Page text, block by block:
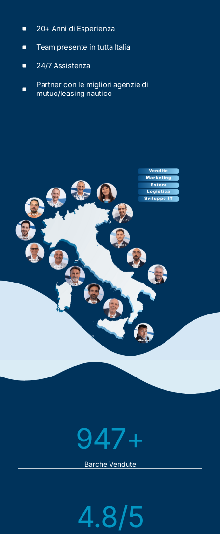
20+ Anni di Esperienza
Team presente in tutta Italia
24/7 Assistenza
Partner con le migliori agenzie di
mutuo/leasing nautico
Barche Vendute
950+
4.8/5